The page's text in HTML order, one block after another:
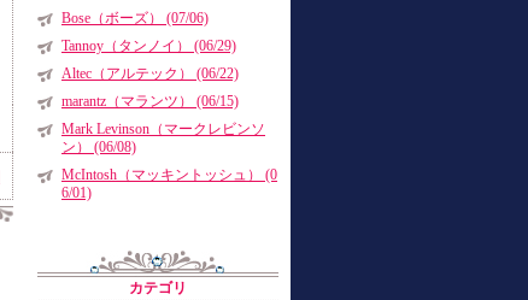
Bose（ボーズ） (07/06)
Tannoy（タンノイ） (06/29)
Altec（アルテック） (06/22)
marantz（マランツ） (06/15)
Mark Levinson（マークレビンソ
ン） (06/08)
McIntosh（マッキントッシュ） (0
6/01)
カテゴリ